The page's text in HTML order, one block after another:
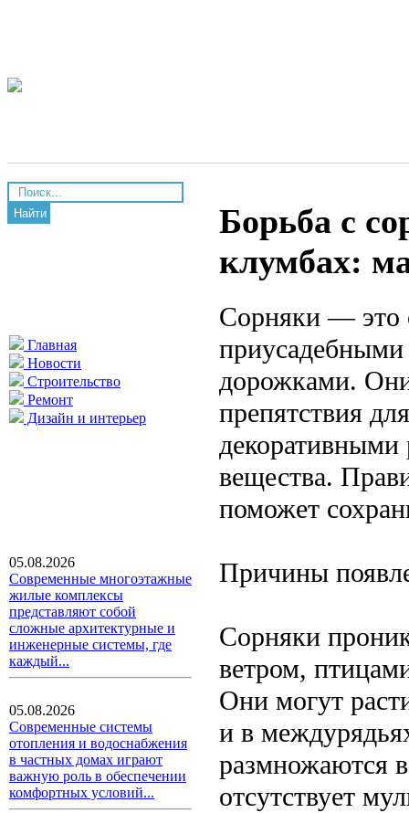
Найти
Главная
Новости
Строительство
Ремонт
Дизайн и интерьер
05.08.2026
Современные многоэтажные
жилые комплексы
представляют собой
сложные архитектурные и
инженерные системы, где
каждый...
05.08.2026
Современные системы
отопления и водоснабжения
в частных домах играют
важную роль в обеспечении
комфортных условий...
Борьба с
клумбах:
Сорняки — это
дорожками.
препятствия
декоративными
вещества.
поможет
Причины
Сорняки
ветром,
Они могут
и в
размножаются
отсутствует